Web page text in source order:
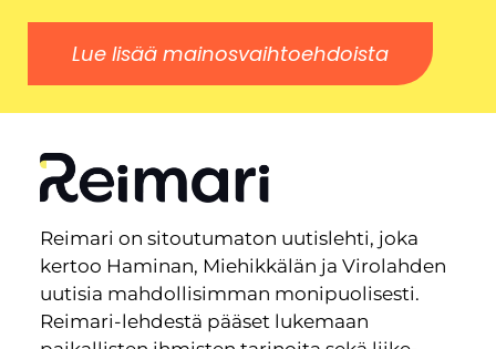
Lue lisää mainosvaihtoehdoista
Reimari on sitoutumaton uutislehti, joka
kertoo Haminan, Miehikkälän ja Virolahden
uutisia mahdollisimman monipuolisesti.
Reimari-lehdestä pääset lukemaan